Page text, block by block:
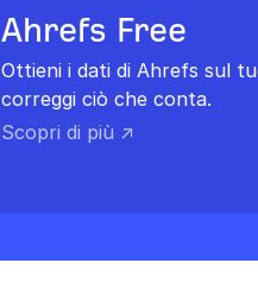
Ahrefs Free
Ottieni i dati di Ahrefs sul
correggi ciò che conta.
Scopri di più ↗